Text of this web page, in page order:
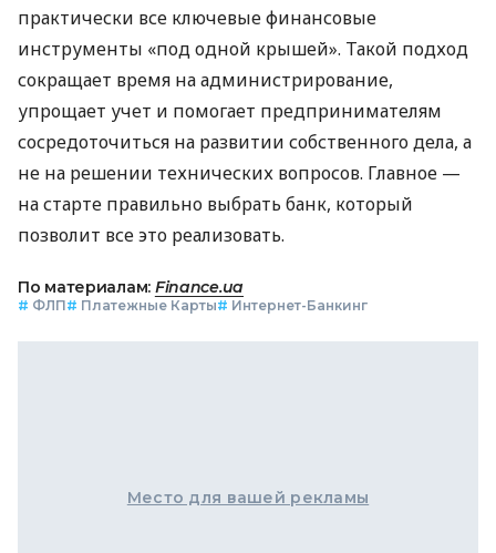
практически все ключевые финансовые
инструменты «под одной крышей». Такой подход
сокращает время на администрирование,
упрощает учет и помогает предпринимателям
сосредоточиться на развитии собственного дела, а
не на решении технических вопросов. Главное —
на старте правильно выбрать банк, который
позволит все это реализовать.
По материалам: Finance.ua
# ФЛП# Платежные Карты# Интернет-Банкинг
Место для вашей рекламы